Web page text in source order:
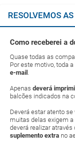
RESOLVEMOS
Como receberei a
Quase todas as
Por este motivo, toda
e-mail .
Apenas deverá
balcões indicados na
Deverá estar atento
muitas delas exigem
deverá realizar
suplemento extra no